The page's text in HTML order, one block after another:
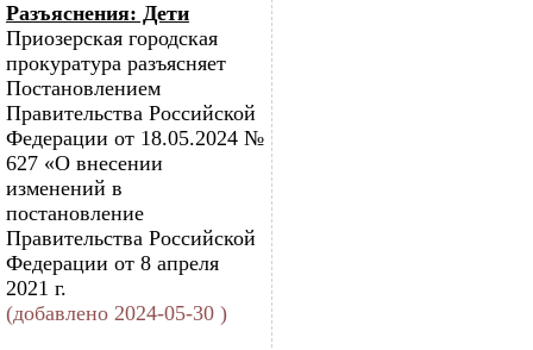
Разъяснения: Дети
Приозерская городская
прокуратура разъясняет
Постановлением
Правительства Российской
Федерации от 18.05.2024 №
627 «О внесении
изменений в
постановление
Правительства Российской
Федерации от 8 апреля
2021 г.
(добавлено 2024-05-30 )